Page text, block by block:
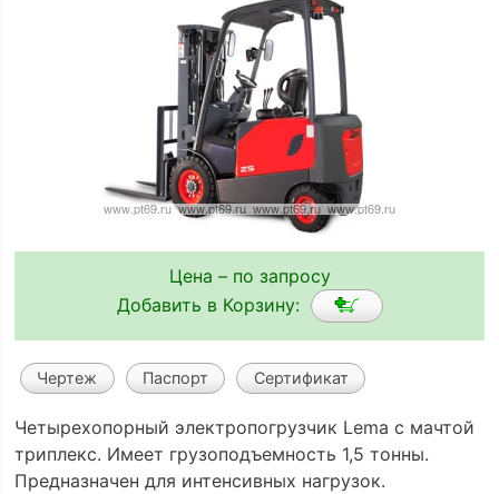
Цена – по запросу
Добавить в Корзину:
Чертеж Паспорт Сертификат
Четырехопорный электрoпогрузчик Lema с мачтой
триплекс. Имеет грузоподъемность 1,5 тонны.
Предназначен для интенсивных нагрузок.